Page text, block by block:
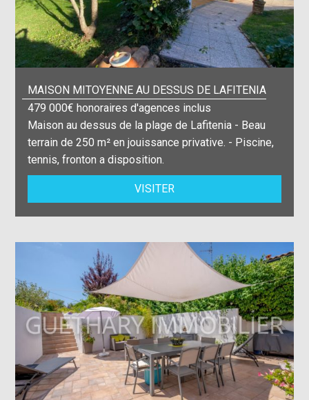
MAISON MITOYENNE AU DESSUS DE LAFITENIA
479 000€ honoraires d'agences inclus
Maison au dessus de la plage de Lafitenia - Beau
terrain de 250 m² en jouissance privative. - Piscine,
tennis, fronton a disposition.
VISITER